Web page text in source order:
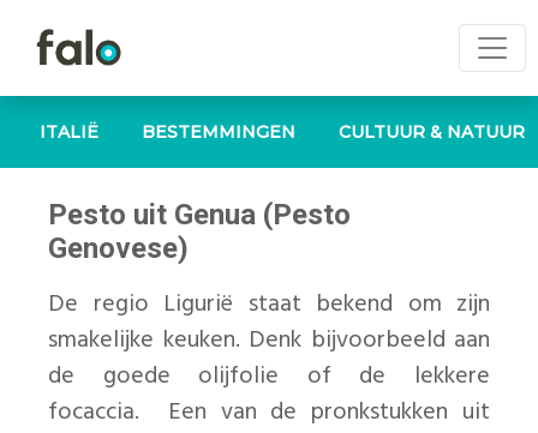
ITALIË BESTEMMINGEN CULTUUR & NATUUR
Pesto uit Genua (Pesto
Genovese)
De regio Ligurië staat bekend om zijn
smakelijke keuken. Denk bijvoorbeeld aan
de goede olijfolie of de lekkere
focaccia. Een van de pronkstukken uit